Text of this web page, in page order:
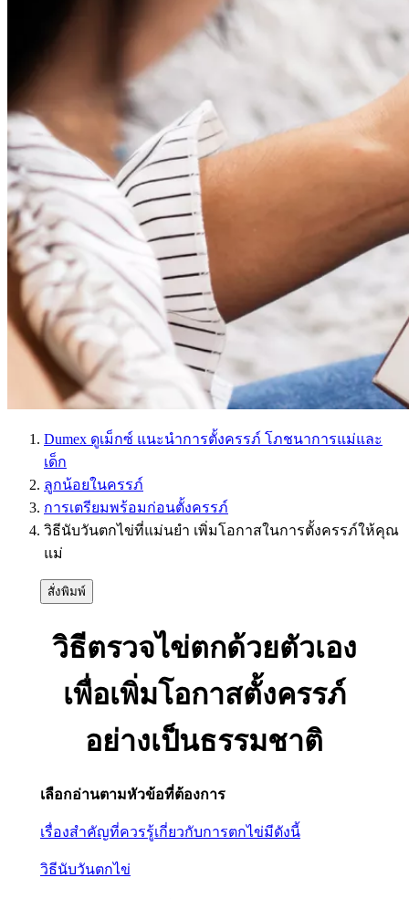
Dumex ดูเม็กซ์ แนะนำการตั้งครรภ์ โภชนาการแม่และ
เด็ก
ลูกน้อยในครรภ์
การเตรียมพร้อมก่อนตั้งครรภ์
วิธีนับวันตกไข่ที่แม่นยำ เพิ่มโอกาสในการตั้งครรภ์ให้คุณ
แม่
สั่งพิมพ์
วิธีตรวจไข่ตกด้วยตัวเอง
เพื่อเพิ่มโอกาสตั้งครรภ์
อย่างเป็นธรรมชาติ
เลือกอ่านตามหัวข้อที่ต้องการ
เรื่องสำคัญที่ควรรู้เกี่ยวกับการตกไข่มีดังนี้
วิธีนับวันตกไข่